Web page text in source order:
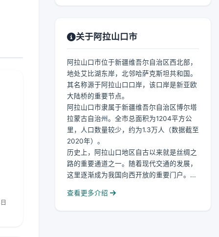
关于阿拉山口市
阿拉山口市位于新疆维吾尔自治区西北部，
地处艾比湖东岸，北邻哈萨克斯坦共和国。
其名称源于阿拉山口口岸，该口岸是新亚欧
大陆桥的重要节点。
阿拉山口市隶属于新疆维吾尔自治区博尔塔
拉蒙古自治州。全市总面积为1204平方公
里，人口数量较少，约为1.3万人（数据截至
2020年）。
历史上，阿拉山口地区自古以来就是丝绸之
路的重要通道之一。随着现代交通的发展，
这里逐渐成为我国向西开放的重要门户。...
查看更多介绍